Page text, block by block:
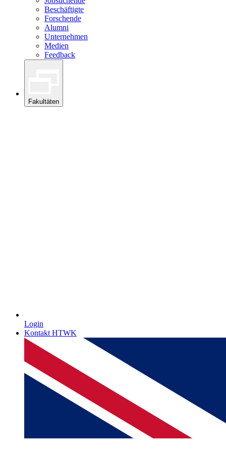
Beschäftigte
Forschende
Alumni
Unternehmen
Medien
Feedback
Fakultäten
Login
Kontakt HTWK